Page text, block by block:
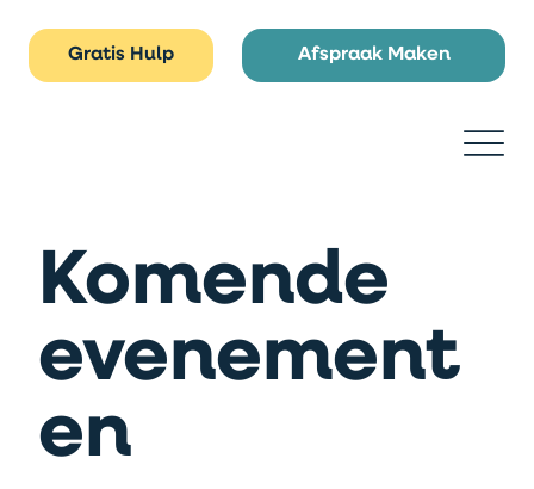
Gratis Hulp Afspraak Maken
Komende
evenement
en